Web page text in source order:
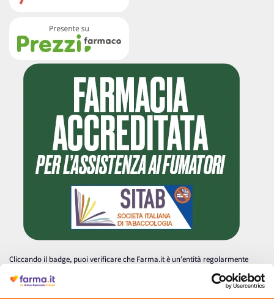
Cliccando il badge, puoi verificare che Farma.it è un'entità regolarmente
autorizzata dal Ministero della Salute a effettuare la vendita online di
medicinali.